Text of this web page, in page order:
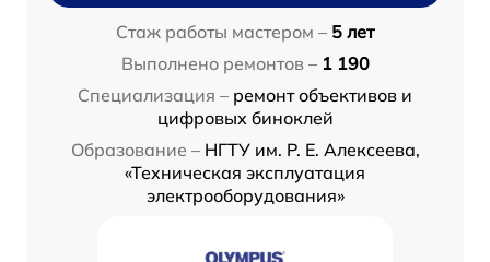
Стаж работы мастером – 5 лет
Выполнено ремонтов – 1 190
Специализация – ремонт объективов и
цифровых биноклей
Образование – НГТУ им. Р. Е. Алексеева,
«Техническая эксплуатация
электрооборудования»